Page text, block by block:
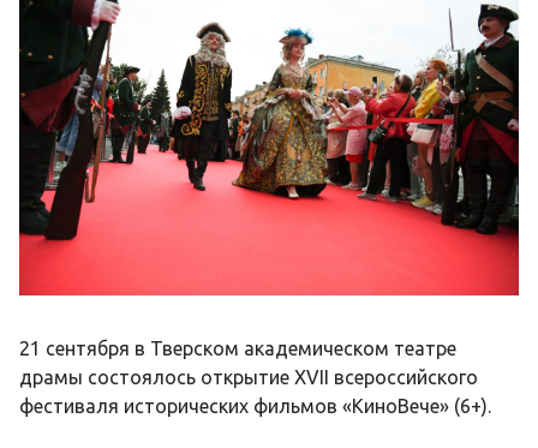
21 сентября в Тверском академическом театре
драмы состоялось открытие XVII всероссийского
фестиваля исторических фильмов «КиноВече» (6+).